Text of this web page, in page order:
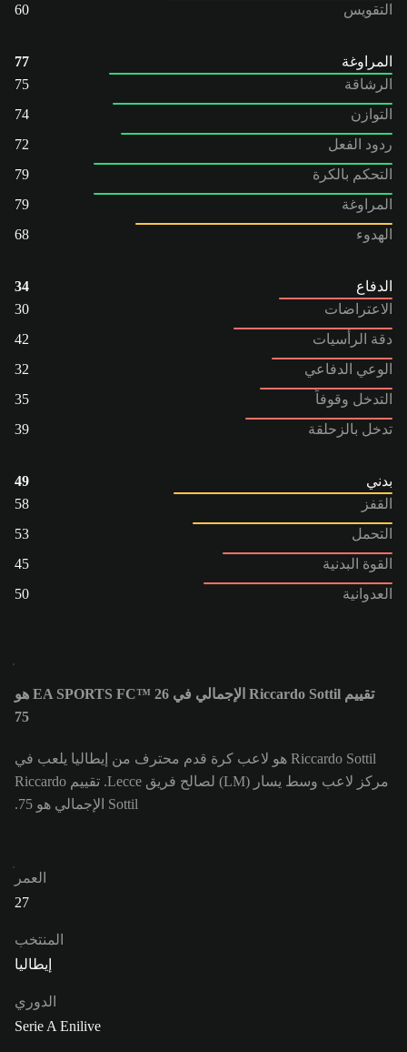
التقويس
60
المراوغة
77
الرشاقة
75
التوازن
74
ردود الفعل
72
التحكم بالكرة
79
المراوغة
79
الهدوء
68
الدفاع
34
الاعتراضات
30
دقة الرأسيات
42
الوعي الدفاعي
32
التدخل وقوفاً
35
تدخل بالزحلقة
39
بدني
49
القفز
58
التحمل
53
القوة البدنية
45
العدوانية
50
تقييم Riccardo Sottil الإجمالي في EA SPORTS FC™ 26 هو
75
Riccardo Sottil هو لاعب كرة قدم محترف من إيطاليا يلعب في
مركز لاعب وسط يسار (LM) لصالح فريق Lecce. تقييم Riccardo
Sottil الإجمالي هو 75.
العمر
27
المنتخب
إيطاليا
الدوري
Serie A Enilive